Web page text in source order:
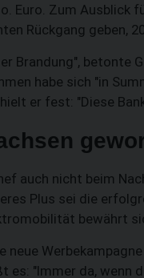
Euro. Zum
Rückgang geben,
Brandung", betonte
habe sich "in
er fest: "Diese
auch nicht beim
Plus sei die
bewährt
neue
es: "Immer da,